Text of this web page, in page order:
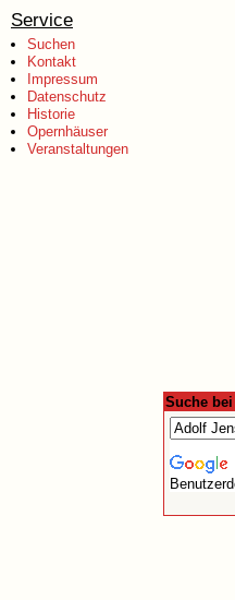
Service
Suchen
Kontakt
Impressum
Datenschutz
Historie
Opernhäuser
Veranstaltungen
Suche